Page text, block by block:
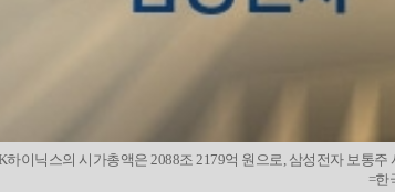
이닉스의 시가총액은 2088조 2179억 원으로, 삼성전자 보통
=한